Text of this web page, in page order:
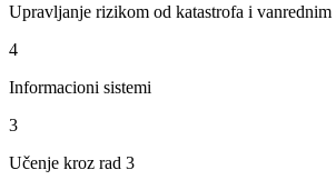
Upravljanje rizikom od katastrofa i vanrednim
4
Informacioni sistemi
3
Učenje kroz rad 3